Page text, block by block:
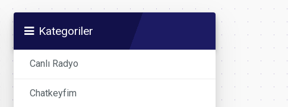
Kategoriler
Canlı Radyo
Chatkeyfim